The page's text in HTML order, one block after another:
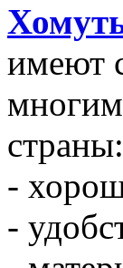
имеют
страны:
-
-